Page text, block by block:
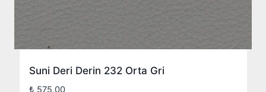
Suni Deri Derin 232 Orta Gri
₺ 575,00